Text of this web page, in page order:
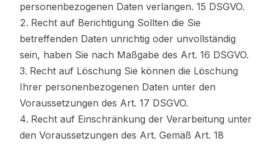
personenbezogenen Daten verlangen. 15 DSGVO.
Recht auf Berichtigung Sollten die Sie
betreffenden Daten unrichtig oder unvollständig
sein, haben Sie nach Maßgabe des Art. 16 DSGVO.
Recht auf Löschung Sie können die Löschung
Ihrer personenbezogenen Daten unter den
Voraussetzungen des Art. 17 DSGVO.
Recht auf Einschränkung der Verarbeitung unter
den Voraussetzungen des Art. Gemäß Art. 18